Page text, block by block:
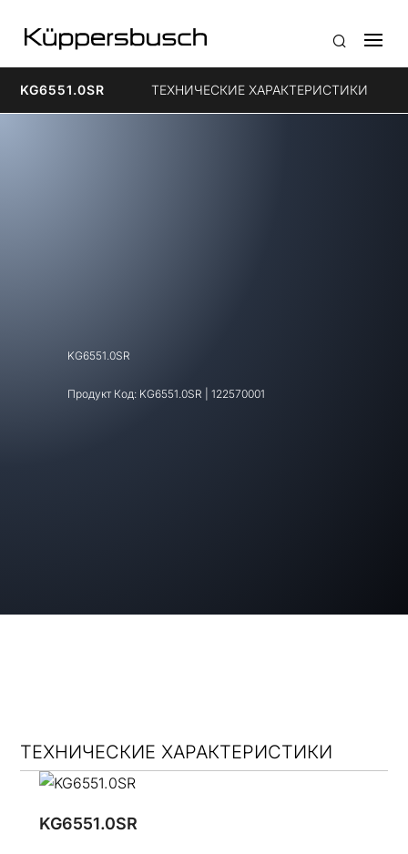
KG6551.0SR ТЕХНИЧЕСКИЕ ХАРАКТЕРИСТИКИ
KG6551.0SR
Продукт Код: KG6551.0SR 122570001
ТЕХНИЧЕСКИЕ ХАРАКТЕРИСТИКИ
KG6551.0SR